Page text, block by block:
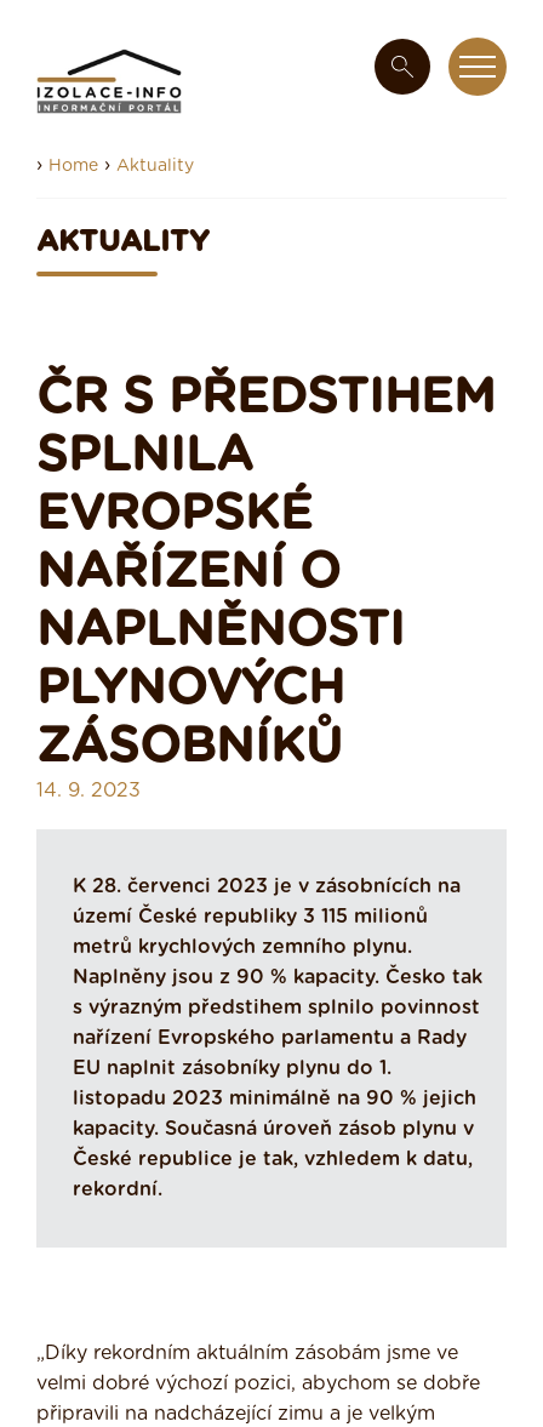
› Home › Aktuality
AKTUALITY
ČR S PŘEDSTIHEM
SPLNILA
EVROPSKÉ
NAŘÍZENÍ O
NAPLNĚNOSTI
PLYNOVÝCH
ZÁSOBNÍKŮ
14. 9. 2023
K 28. červenci 2023 je v zásobnících na
území České republiky 3 115 milionů
metrů krychlových zemního plynu.
Naplněny jsou z 90 % kapacity. Česko tak
s výrazným předstihem splnilo povinnost
nařízení Evropského parlamentu a Rady
EU naplnit zásobníky plynu do 1.
listopadu 2023 minimálně na 90 % jejich
kapacity. Současná úroveň zásob plynu v
České republice je tak, vzhledem k datu,
rekordní.
„Díky rekordním aktuálním zásobám jsme ve
velmi dobré výchozí pozici, abychom se dobře
připravili na nadcházející zimu a je velkým